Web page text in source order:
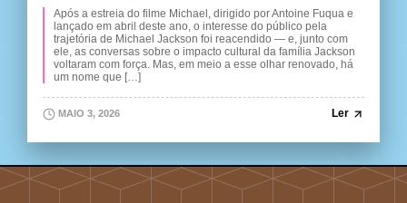
Após a estreia do filme Michael, dirigido por Antoine Fuqua e
lançado em abril deste ano, o interesse do público pela
trajetória de Michael Jackson foi reacendido — e, junto com
ele, as conversas sobre o impacto cultural da família Jackson
voltaram com força. Mas, em meio a esse olhar renovado, há
um nome que […]
MAIO 3, 2026 Ler